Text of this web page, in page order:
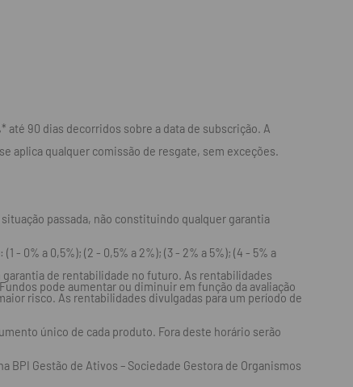
até 90 dias decorridos sobre a data de subscrição. A
aplica qualquer comissão de resgate, sem exceções.
passada, não constituindo qualquer garantia
0% a 0,5%); (2 - 0,5% a 2%); (3 - 2% a 5%); (4 - 5% a
de rentabilidade no futuro. As rentabilidades
pode aumentar ou diminuir em função da avaliação
risco. As rentabilidades divulgadas para um período de
único de cada produto. Fora deste horário serão
Gestão de Ativos – Sociedade Gestora de Organismos